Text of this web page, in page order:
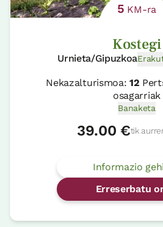
5 KM-ra
Kostegi
Urnieta/Gipuzkoa
Nekazalturismoa: 12
osagarriak
Banaketa
39.00 €tik
Informazio
Erreserbatu